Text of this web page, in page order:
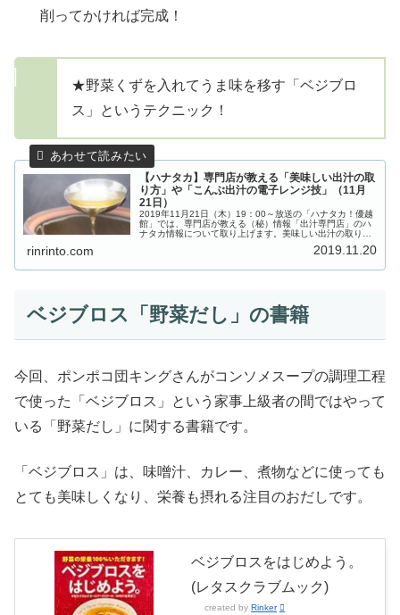
削ってかければ完成！
★野菜くずを入れてうま味を移す「ベジブロ
ス」というテクニック！
【ハナタカ】専門店が教える「美味しい出汁の取
り方」や「こんぶ出汁の電子レンジ技」（11月
21日）
2019年11月21日（木）19：00～放送の「ハナタカ！優越
館」では、専門店が教える（秘）情報「出汁専門店」のハ
ナタカ情報について取り上げます。美味しい出汁の取り
rinrinto.com 2019.11.20
ベジブロス「野菜だし」の書籍
今回、ポンポコ団キングさんがコンソメスープの調理工程
で使った「ベジブロス」という家事上級者の間ではやって
いる「野菜だし」に関する書籍です。
「ベジブロス」は、味噌汁、カレー、煮物などに使っても
とても美味しくなり、栄養も摂れる注目のおだしです。
ベジブロスをはじめよう。
(レタスクラブムック)
created by Rinker